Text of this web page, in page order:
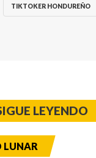
TIKTOKER HONDUREÑO
LEYENDO
LUNAR